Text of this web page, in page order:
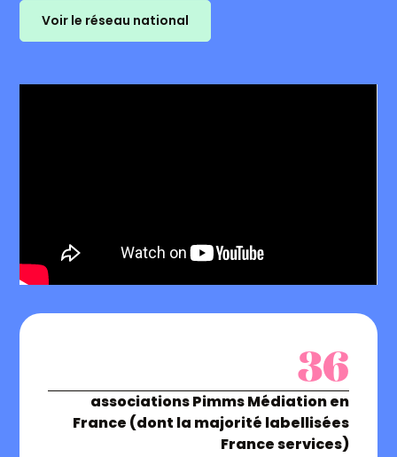
Voir le réseau national
36
associations Pimms Médiation en
France (dont la majorité labellisées
France services)